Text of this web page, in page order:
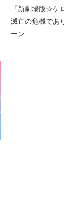
『新劇場版☆ケ
滅亡の危機であ
ーン